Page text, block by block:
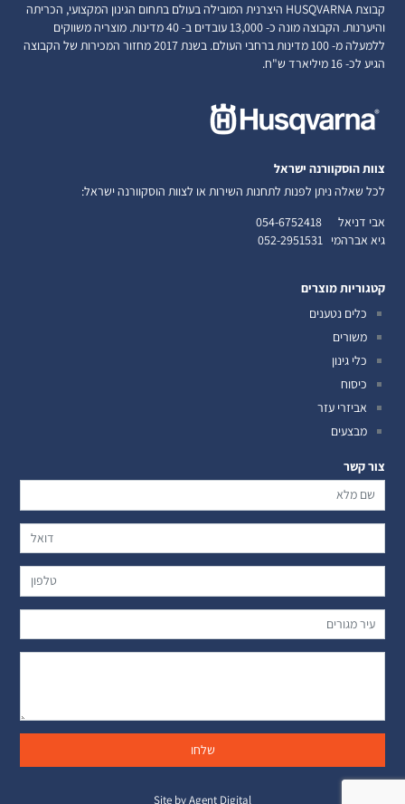
קבוצת HUSQVARNA היצרנית המובילה בעולם בתחום הגינון המקצועי, הכריתה
והיערנות. הקבוצה מונה כ- 13,000 עובדים ב- 40 מדינות. מוצריה משווקים
ללמעלה מ- 100 מדינות ברחבי העולם. בשנת 2017 מחזור המכירות של הקבוצה
הגיע לכ- 16 מיליארד ש"ח.
צוות הוסקוורנה ישראל
לכל שאלה ניתן לפנות לתחנות השירות או לצוות הוסקוורנה ישראל:
אבי דניאל 054-6752418
גיא אברהמי 052-2951531
קטגוריות מוצרים
כלים נטענים
משורים
כלי גינון
כיסוח
אביזרי עזר
מבצעים
צור קשר
Site by Agent Digital